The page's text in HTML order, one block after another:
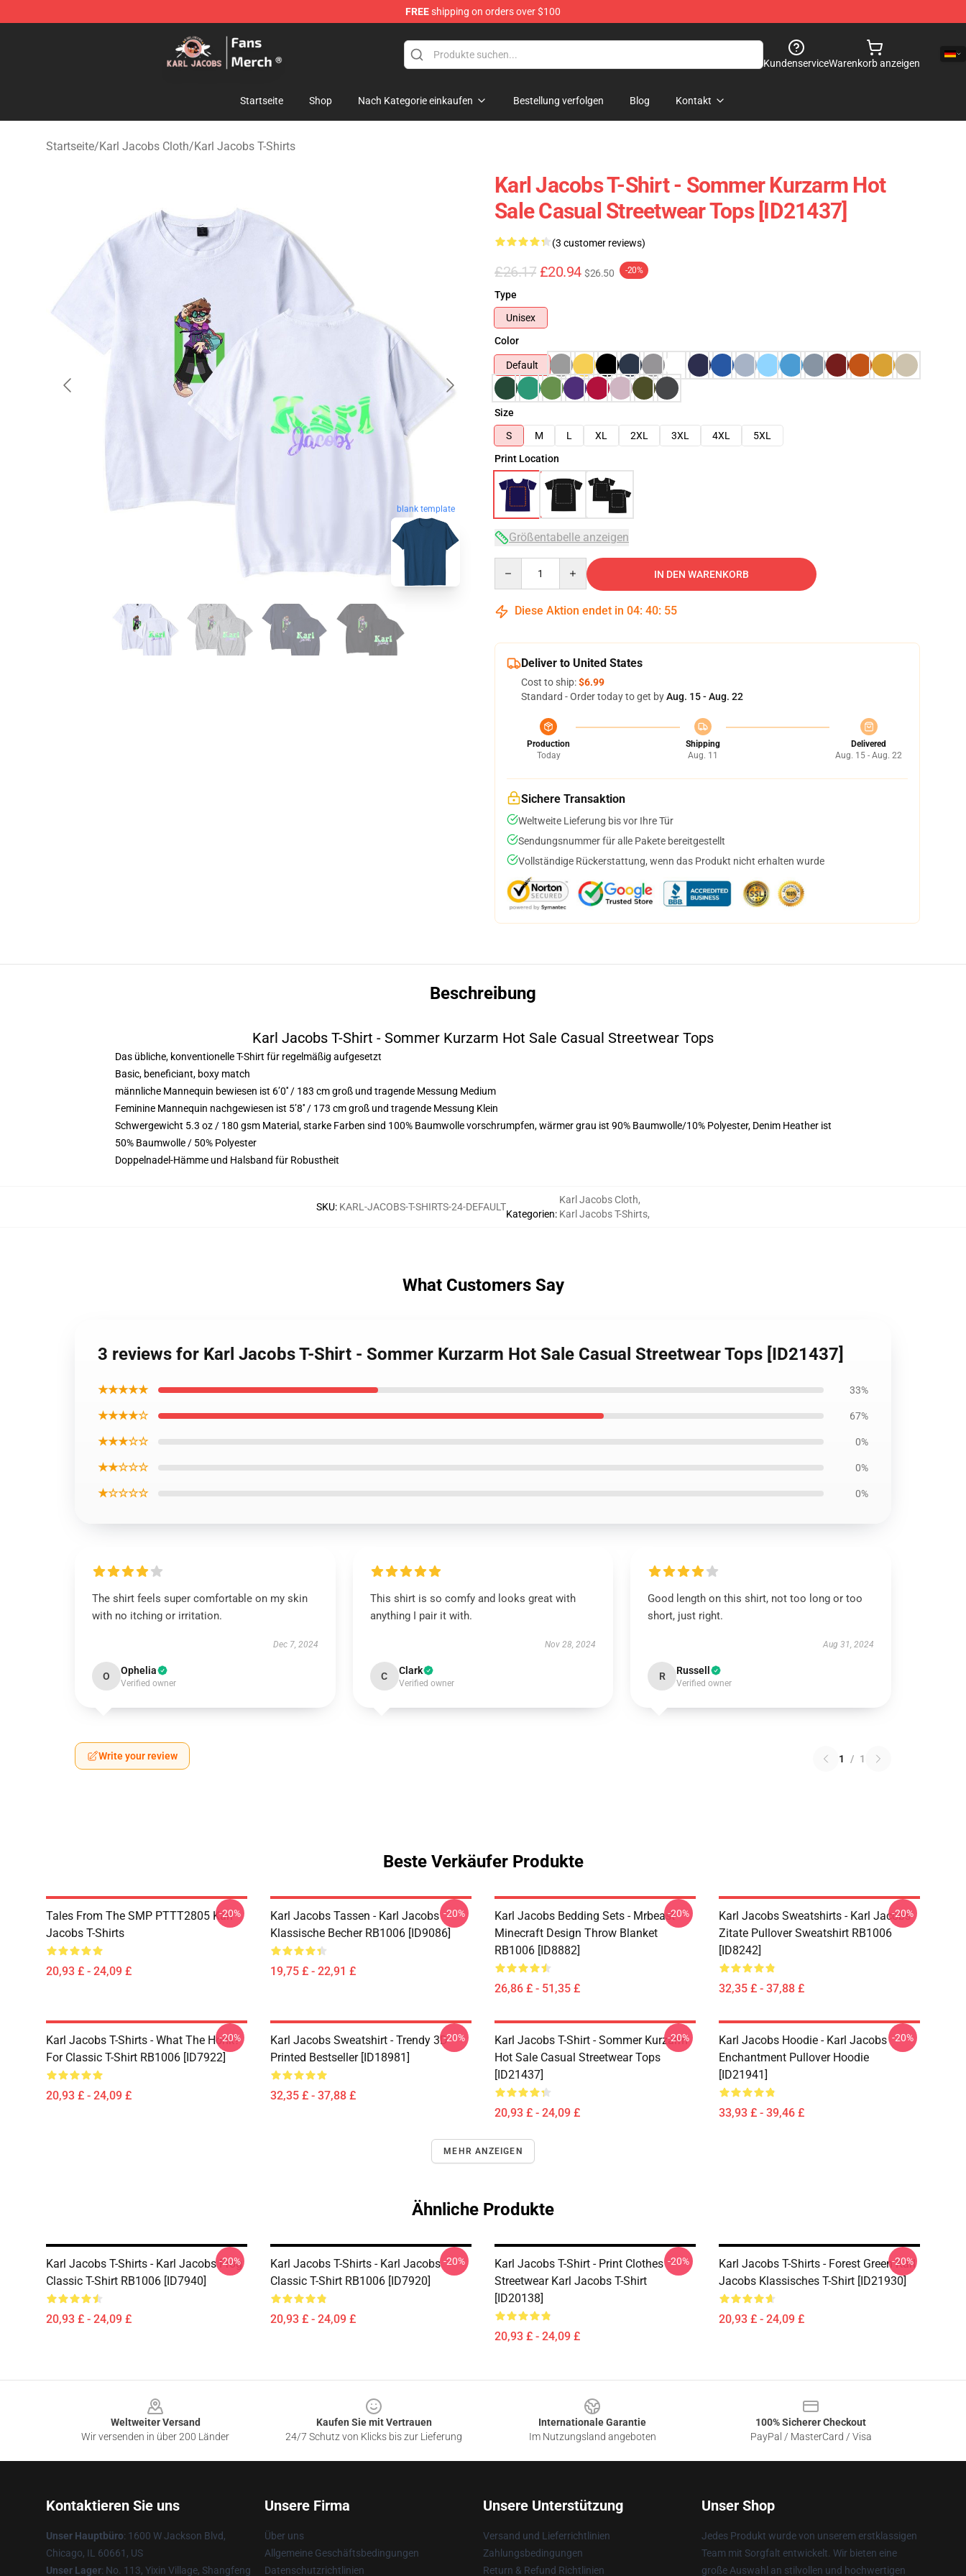
FREEshipping on orders over $100
Karl Jacobs Store - Official Karl Jacobs Merchandise Shop
KundenserviceWarenkorb anzeigen
Startseite Shop Nach Kategorie einkaufen Bestellung verfolgen Blog Kontakt
Startseite/Karl Jacobs Cloth/Karl Jacobs T-Shirts
blank template
Karl Jacobs T-Shirt - Sommer Kurzarm Hot
Sale Casual Streetwear Tops [ID21437]
(3 customer reviews)
£26.17 £20.94 $26.50 -20%
Type
Unisex
Color
Default
Size
S
M L XL 2XL 3XL 4XL
5XL
Print Location
Größentabelle anzeigen
IN DEN WARENKORB
Diese Aktion endet in 04: 40: 54
Deliver to United States
Cost to ship:$6.99
Standard - Order today to get byAug. 15 - Aug. 22
Production
Today
Shipping
Aug. 11
Delivered
Aug. 15 - Aug. 22
Sichere Transaktion
Weltweite Lieferung bis vor Ihre Tür
Sendungsnummer für alle Pakete bereitgestellt
Vollständige Rückerstattung, wenn das Produkt nicht erhalten wurde
Beschreibung
Karl Jacobs T-Shirt - Sommer Kurzarm Hot Sale Casual Streetwear Tops
Das übliche, konventionelle T-Shirt für regelmäßig aufgesetzt
Basic, beneficiant, boxy match
männliche Mannequin bewiesen ist 6’0′′ / 183 cm groß und tragende Messung Medium
Feminine Mannequin nachgewiesen ist 5’8′′ / 173 cm groß und tragende Messung Klein
Schwergewicht 5.3 oz / 180 gsm Material, starke Farben sind 100% Baumwolle vorschrumpfen, wärmer grau ist 90% Baumwolle/10% Polyester, Denim Heather ist
50% Baumwolle / 50% Polyester
Doppelnadel-Hämme und Halsband für Robustheit
SKU: KARL-JACOBS-T-SHIRTS-24-DEFAULT
Kategorien:
Karl Jacobs Cloth,
Karl Jacobs T-Shirts,
What Customers Say
3 reviews for Karl Jacobs T-Shirt - Sommer Kurzarm Hot Sale Casual Streetwear Tops [ID21437]
★★★★★ 33%
★★★★☆ 67%
★★★☆☆ 0%
★★☆☆☆ 0%
★☆☆☆☆ 0%
The shirt feels super comfortable on my skin
with no itching or irritation.
Dec 7, 2024
O Ophelia
Verified owner
This shirt is so comfy and looks great with
anything I pair it with.
Nov 28, 2024
C Clark
Verified owner
Good length on this shirt, not too long or too
short, just right.
Aug 31, 2024
R Russell
Verified owner
Write your review 1 / 1
Beste Verkäufer Produkte
Tales From The SMP PTTT2805 Karl
Jacobs T-Shirts
20,93 £ - 24,09 £
-20%
Karl Jacobs Tassen - Karl Jacobs
Klassische Becher RB1006 [ID9086]
19,75 £ - 22,91 £
-20%
Karl Jacobs Bedding Sets - Mrbeast
Minecraft Design Throw Blanket
RB1006 [ID8882]
26,86 £ - 51,35 £
-20%
Karl Jacobs Sweatshirts - Karl Jacobs
Zitate Pullover Sweatshirt RB1006
[ID8242]
32,35 £ - 37,88 £
-20%
Karl Jacobs T-Shirts - What The Honk?
For Classic T-Shirt RB1006 [ID7922]
20,93 £ - 24,09 £
-20%
Karl Jacobs Sweatshirt - Trendy 3D
Printed Bestseller [ID18981]
32,35 £ - 37,88 £
-20%
Karl Jacobs T-Shirt - Sommer Kurzarm
Hot Sale Casual Streetwear Tops
[ID21437]
20,93 £ - 24,09 £
-20%
Karl Jacobs Hoodie - Karl Jacobs
Enchantment Pullover Hoodie
[ID21941]
33,93 £ - 39,46 £
-20%
MEHR ANZEIGEN
Ähnliche Produkte
Karl Jacobs T-Shirts - Karl Jacobs Frog
Classic T-Shirt RB1006 [ID7940]
20,93 £ - 24,09 £
-20%
Karl Jacobs T-Shirts - Karl Jacobs
Classic T-Shirt RB1006 [ID7920]
20,93 £ - 24,09 £
-20%
Karl Jacobs T-Shirt - Print Clothes
Streetwear Karl Jacobs T-Shirt
[ID20138]
20,93 £ - 24,09 £
-20%
Karl Jacobs T-Shirts - Forest Green Karl
Jacobs Klassisches T-Shirt [ID21930]
20,93 £ - 24,09 £
-20%
Weltweiter Versand
Wir versenden in über 200 Länder
Kaufen Sie mit Vertrauen
24/7 Schutz von Klicks bis zur Lieferung
Internationale Garantie
Im Nutzungsland angeboten
100% Sicherer Checkout
PayPal / MasterCard / Visa
Kontaktieren Sie uns
Unser Hauptbüro: 1600 W Jackson Blvd,
Chicago, IL 60661, US
Unser Lager: No. 113, Yixin Village, Shangfeng
Unsere Firma
Über uns
Allgemeine Geschäftsbedingungen
Datenschutzrichtlinien
Unsere Unterstützung
Versand und Lieferrichtlinien
Zahlungsbedingungen
Return & Refund Richtlinien
Unser Shop
Jedes Produkt wurde von unserem erstklassigen
Team mit Sorgfalt entwickelt. Wir bieten eine
große Auswahl an stilvollen und hochwertigen